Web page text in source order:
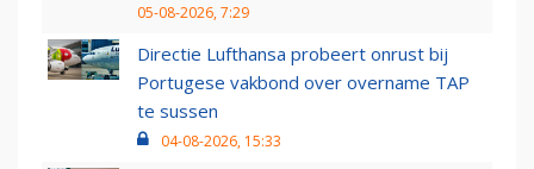
05-08-2026, 7:29
Directie Lufthansa probeert onrust bij
Portugese vakbond over overname TAP
te sussen
04-08-2026, 15:33